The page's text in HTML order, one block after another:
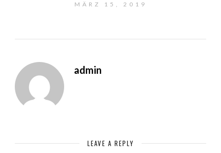
MÄRZ 15, 2019
admin
LEAVE A REPLY